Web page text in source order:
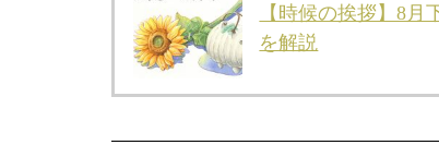
【時候の挨拶】8
を解説